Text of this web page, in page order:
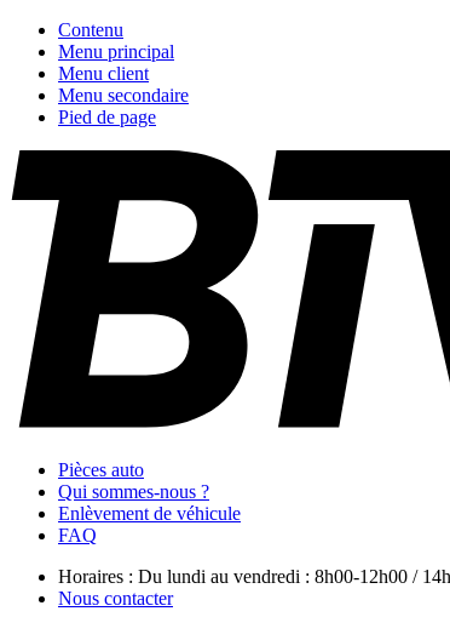
Contenu
Menu principal
Menu client
Menu secondaire
Pied de page
Pièces auto
Qui sommes-nous ?
Enlèvement de véhicule
FAQ
Horaires : Du lundi au vendredi : 8h00-12h00 /
Nous contacter